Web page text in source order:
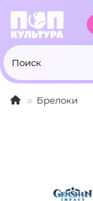
Брелоки